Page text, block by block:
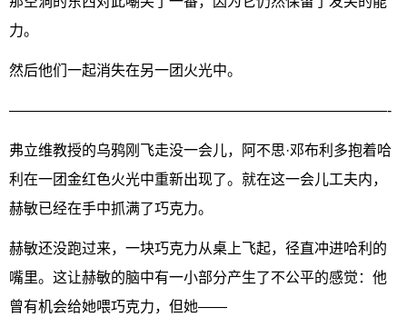
力。
然后他们一起消失在另一团火光中。
——————————————————————————-
弗立维教授的乌鸦刚飞走没一会儿，阿不思·邓布利多抱着哈
利在一团金红色火光中重新出现了。就在这一会儿工夫内，
赫敏已经在手中抓满了巧克力。
赫敏还没跑过来，一块巧克力从桌上飞起，径直冲进哈利的
嘴里。这让赫敏的脑中有一小部分产生了不公平的感觉：他
曾有机会给她喂巧克力，但她——